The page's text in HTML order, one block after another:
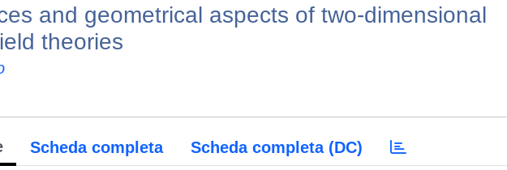
and geometrical aspects of two-dimensional
theories
Scheda completa Scheda completa (DC)